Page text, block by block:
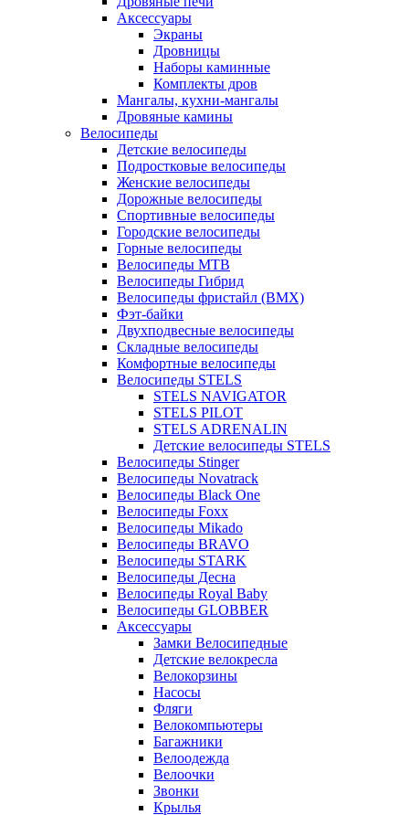
Аксессуары
Экраны
Дровницы
Наборы каминные
Комплекты дров
Мангалы, кухни-мангалы
Дровяные камины
Велосипеды
Детские велосипеды
Подростковые велосипеды
Женские велосипеды
Дорожные велосипеды
Спортивные велосипеды
Городские велосипеды
Горные велосипеды
Велосипеды MTB
Велосипеды Гибрид
Велосипеды фристайл (BMX)
Фэт-байки
Двухподвесные велосипеды
Складные велосипеды
Комфортные велосипеды
Велосипеды STELS
STELS NAVIGATOR
STELS PILOT
STELS ADRENALIN
Детские велосипеды STELS
Велосипеды Stinger
Велосипеды Novatrack
Велосипеды Black One
Велосипеды Foxx
Велосипеды Mikado
Велосипеды BRAVO
Велосипеды STARK
Велосипеды Десна
Велосипеды Royal Baby
Велосипеды GLOBBER
Аксессуары
Замки Велосипедные
Детские велокресла
Велокорзины
Насосы
Фляги
Велокомпьютеры
Багажники
Велоодежда
Велоочки
Звонки
Крылья